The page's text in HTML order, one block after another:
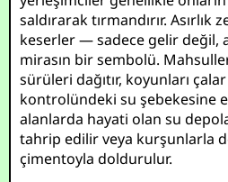
saldırarak tırmandırır. Asırlık
keserler — sadece gelir değil,
mirasın bir sembolü.
sürüleri dağıtır, koyunları
kontrolündeki su şebekesine
alanlarda hayati olan su
tahrip edilir veya kurşunlarla
çimentoyla doldurulur.